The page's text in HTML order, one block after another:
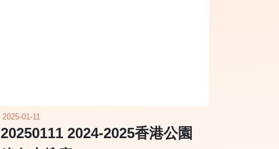
2025-01-11
20250111 2024-2025香港公園